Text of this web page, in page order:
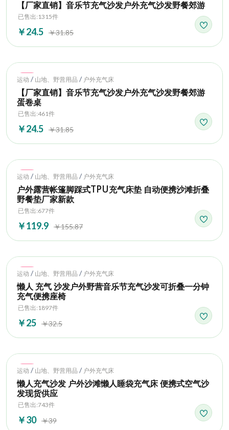
【厂家直销】音乐节充气沙发户外充气沙发野餐郊游
已售出:1315件
￥24.5 ￥31.85
Hot
运动 / 山地、野营用品 / 户外充气床
【厂家直销】音乐节充气沙发户外充气沙发野餐郊游
蛋卷桌
已售出:461件
￥24.5 ￥31.85
Hot
运动 / 山地、野营用品 / 户外充气床
户外露营帐篷脚踩式TPU充气床垫 自动便携沙滩折叠
野餐垫厂家新款
已售出:677件
￥119.9 ￥155.87
Hot
运动 / 山地、野营用品 / 户外充气床
懒人 充气 沙发户外野营音乐节充气沙发可折叠一分钟
充气便携座椅
已售出:1897件
￥25 ￥32.5
Hot
运动 / 山地、野营用品 / 户外充气床
懒人充气沙发 户外沙滩懒人睡袋充气床 便携式空气沙
发现货供应
已售出:743件
￥30 ￥39